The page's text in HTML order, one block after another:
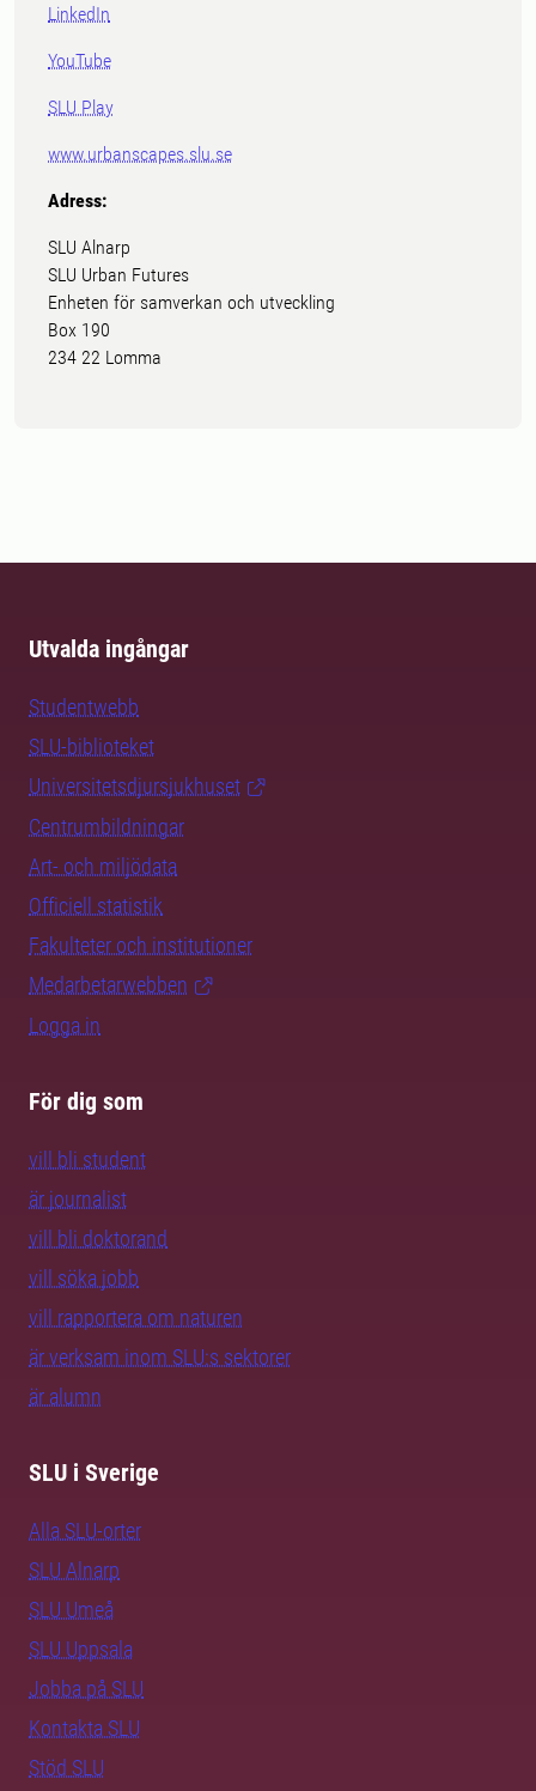
LinkedIn
YouTube
SLU Play
www.urbanscapes.slu.se
Adress:
SLU Alnarp
SLU Urban Futures
Enheten för samverkan och utveckling
Box 190
234 22 Lomma
Utvalda ingångar
Studentwebb
SLU-biblioteket
Universitetsdjursjukhuset
Centrumbildningar
Art- och miljödata
Officiell statistik
Fakulteter och institutioner
Medarbetarwebben
Logga in
För dig som
vill bli student
är journalist
vill bli doktorand
vill söka jobb
vill rapportera om naturen
är verksam inom SLU:s sektorer
är alumn
SLU i Sverige
Alla SLU-orter
SLU Alnarp
SLU Umeå
SLU Uppsala
Jobba på SLU
Kontakta SLU
Stöd SLU